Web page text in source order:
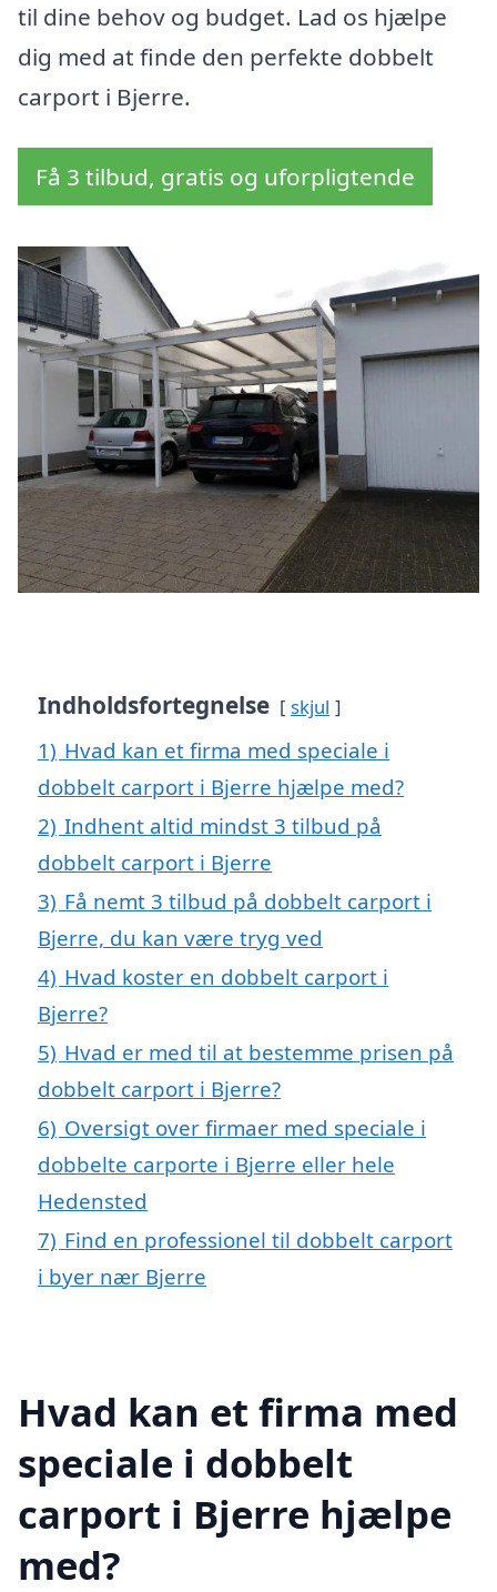
til dine behov og budget. Lad os hjælpe
dig med at finde den perfekte dobbelt
carport i Bjerre.
Få 3 tilbud, gratis og uforpligtende
Indholdsfortegnelse skjul
1) Hvad kan et firma med speciale i
dobbelt carport i Bjerre hjælpe med?
2) Indhent altid mindst 3 tilbud på
dobbelt carport i Bjerre
3) Få nemt 3 tilbud på dobbelt carport i
Bjerre, du kan være tryg ved
4) Hvad koster en dobbelt carport i
Bjerre?
5) Hvad er med til at bestemme prisen på
dobbelt carport i Bjerre?
6) Oversigt over firmaer med speciale i
dobbelte carporte i Bjerre eller hele
Hedensted
7) Find en professionel til dobbelt carport
i byer nær Bjerre
Hvad kan et firma med
speciale i dobbelt
carport i Bjerre hjælpe
med?